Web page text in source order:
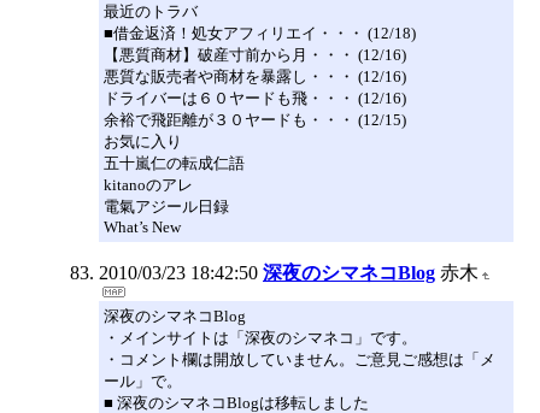
最近のトラバ
■借金返済！処女アフィリエイ・・・ (12/18)
【悪質商材】破産寸前から月・・・ (12/16)
悪質な販売者や商材を暴露し・・・ (12/16)
ドライバーは６０ヤードも飛・・・ (12/16)
余裕で飛距離が３０ヤードも・・・ (12/15)
お気に入り
五十嵐仁の転成仁語
kitanoのアレ
電氣アジール日録
What’s New
2010/03/23 18:42:50 深夜のシマネコBlog 赤木
深夜のシマネコBlog
・メインサイトは「深夜のシマネコ」です。
・コメント欄は開放していません。ご意見ご感想は「メ
ール」で。
■ 深夜のシマネコBlogは移転しました